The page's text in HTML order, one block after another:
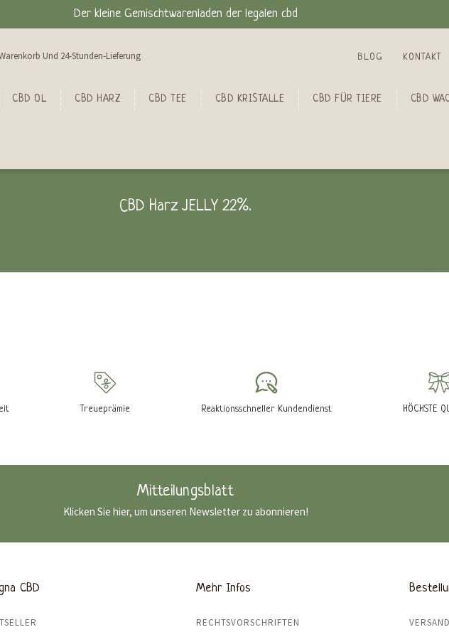
Der kleine Gemischtwarenladen der legalen cbd
Und 24-Stunden-Lieferung BLOG KONTAKT
CBD OL CBD HARZ CBD TEE CBD KRISTALLE CBD FÜR TIERE CBD
CBD Harz JELLY 22%.
Treueprämie Reaktionsschneller Kundendienst HÖCHSTE
Mitteilungsblatt
Klicken Sie hier, um unseren Newsletter zu abonnieren!
CBD Mehr Infos
RECHTSVORSCHRIFTEN